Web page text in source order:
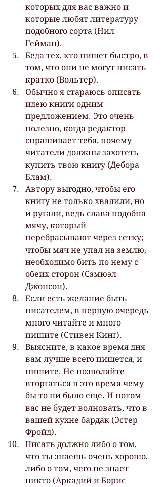
которых для вас важно и
которые любят литературу
подобного сорта (Нил
Гейман).
Беда тех, кто пишет быстро, в
том, что они не могут писать
кратко (Вольтер).
Обычно я стараюсь описать
идею книги одним
предложением. Это очень
полезно, когда редактор
спрашивает тебя, почему
читатели должны захотеть
купить твою книгу (Дебора
Блам).
Автору выгодно, чтобы его
книгу не только хвалили, но
и ругали, ведь слава подобна
мячу, который
перебрасывают через сетку;
чтобы мяч не упал на землю,
необходимо бить по нему с
обеих сторон (Сэмюэл
Джонсон).
Если есть желание быть
писателем, в первую очередь
много читайте и много
пишите (Стивен Кинг).
Выясните, в какое время дня
вам лучше всего пишется, и
пишите. Не позволяйте
вторгаться в это время чему
бы то ни было еще. И потом
вас не будет волновать, что в
вашей кухне бардак (Эстер
Фройд).
Писать должно либо о том,
что ты знаешь очень хорошо,
либо о том, чего не знает
никто (Аркадий и Борис